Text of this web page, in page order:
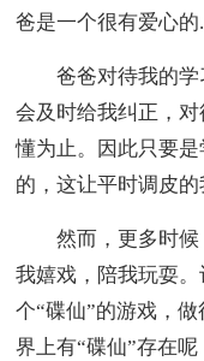
爸是一个很有爱心的.
爸爸对待我的学
会及时给我纠正，
懂为止。因此只要
的，这让平时调皮的
然而，更多时候
我嬉戏，陪我玩耍
个“碟仙”的游戏，
界上有“碟仙”存在